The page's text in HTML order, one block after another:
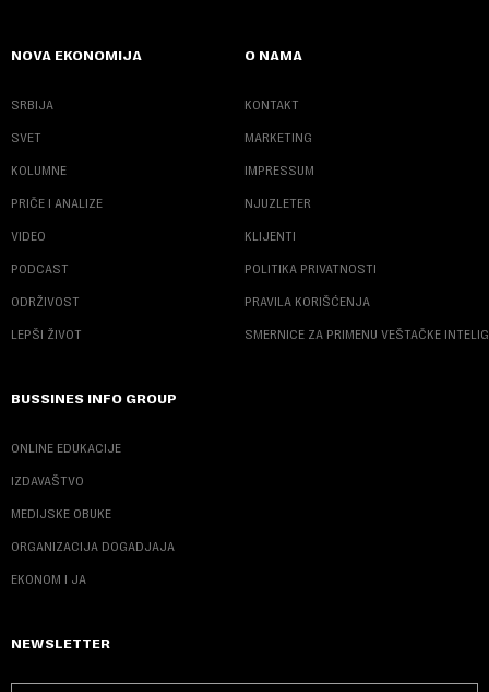
NOVA EKONOMIJA
SRBIJA
SVET
KOLUMNE
PRIČE I ANALIZE
VIDEO
PODCAST
ODRŽIVOST
LEPŠI ŽIVOT
O NAMA
KONTAKT
MARKETING
IMPRESSUM
NJUZLETER
KLIJENTI
POLITIKA PRIVATNOSTI
PRAVILA KORIŠĆENJA
SMERNICE ZA PRIMENU VEŠTAČKE
BUSSINES INFO GROUP
ONLINE EDUKACIJE
IZDAVAŠTVO
MEDIJSKE OBUKE
ORGANIZACIJA DOGADJAJA
EKONOM I JA
NEWSLETTER